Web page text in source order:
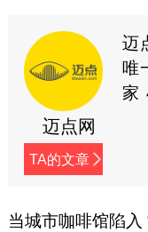
迈点网
TA的文章
迈
唯
家
升
当城市咖啡馆陷入